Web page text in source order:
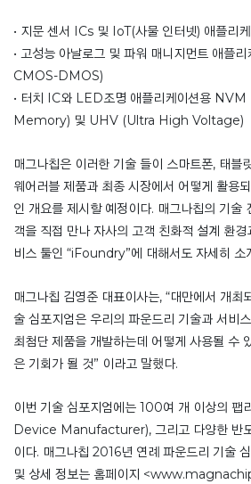
• 지문 센서 ICs 및 IoT(사물 인터넷) 애플리
• 고성능 아날로그 및 파워 매니지먼트 애플
CMOS-DMOS)
• 터치 IC와 LED조명 애플리케이션용
Memory) 및 UHV (Ultra High Voltage)
매그나칩은 이러한 기술 들이 스마트폰, 태블
웨어러블 제품과 최종 시장에서 어떻게 활용
인 개요를 제시할 예정이다. 매그나칩의 기술
객을 직접 만나 자사의 고객 친화적 설계 환경
비스 툴인 “iFoundry”에 대해서도 자세히 소
매그나칩 김영준 대표이사는, “대만에서 개최
술 심포지엄은 우리의 파운드리 기술과 서비
최첨단 제품을 개발하는데 어떻게 사용될 수
은 기회가 될 것” 이라고 말했다.
이번 기술 심포지엄에는 100여 개 이상의
Device Manufacturer), 그리고 다양한 반
이다. 매그나칩 2016년 연례 파운드리 기술
및 상세 정보는 홈페이지